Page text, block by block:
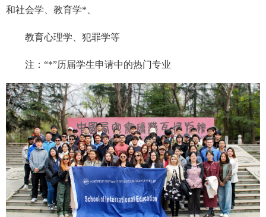
和社会学、教育学*、
教育心理学、犯罪学等
注：“*”历届学生申请中的热门专业